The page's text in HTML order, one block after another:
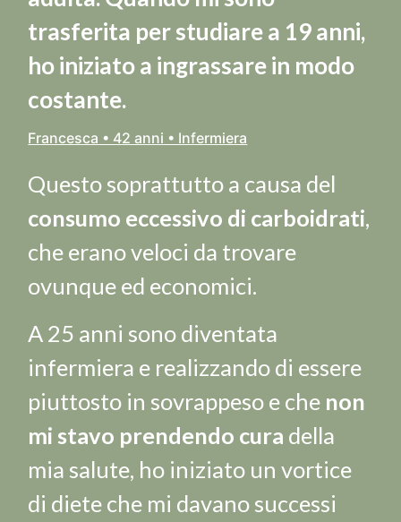
trasferita per studiare a 19 anni,
ho iniziato a ingrassare in modo
costante.
Francesca • 42 anni • Infermiera
Questo soprattutto a causa del
consumo eccessivo di carboidrati,
che erano veloci da trovare
ovunque ed economici.
A 25 anni sono diventata
infermiera e realizzando di essere
piuttosto in sovrappeso e che non
mi stavo prendendo cura della
mia salute, ho iniziato un vortice
di diete che mi davano successi